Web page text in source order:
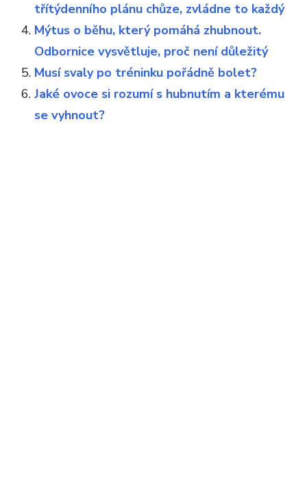
třítýdenního plánu chůze, zvládne to každý
Mýtus o běhu, který pomáhá zhubnout.
Odbornice vysvětluje, proč není důležitý
Musí svaly po tréninku pořádně bolet?
Jaké ovoce si rozumí s hubnutím a kterému
se vyhnout?